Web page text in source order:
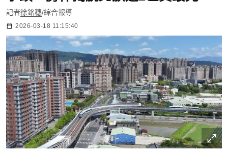
記者徐銘穗/綜合報導
2026-03-18 11:15:40